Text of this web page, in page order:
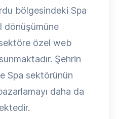
bölgesindeki Spa
dönüşümüne
özel web
Şehrin
Spa sektörünün
daha da